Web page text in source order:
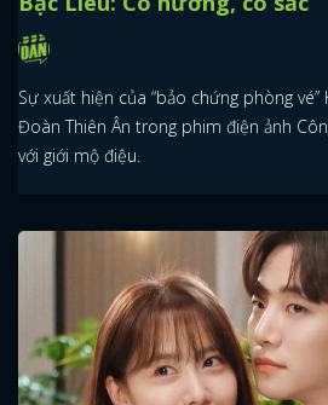
Sự xuất hiện của “bảo chứng phòng vé”
Đoàn Thiên Ân trong phim điện ảnh
với giới mộ điệu.